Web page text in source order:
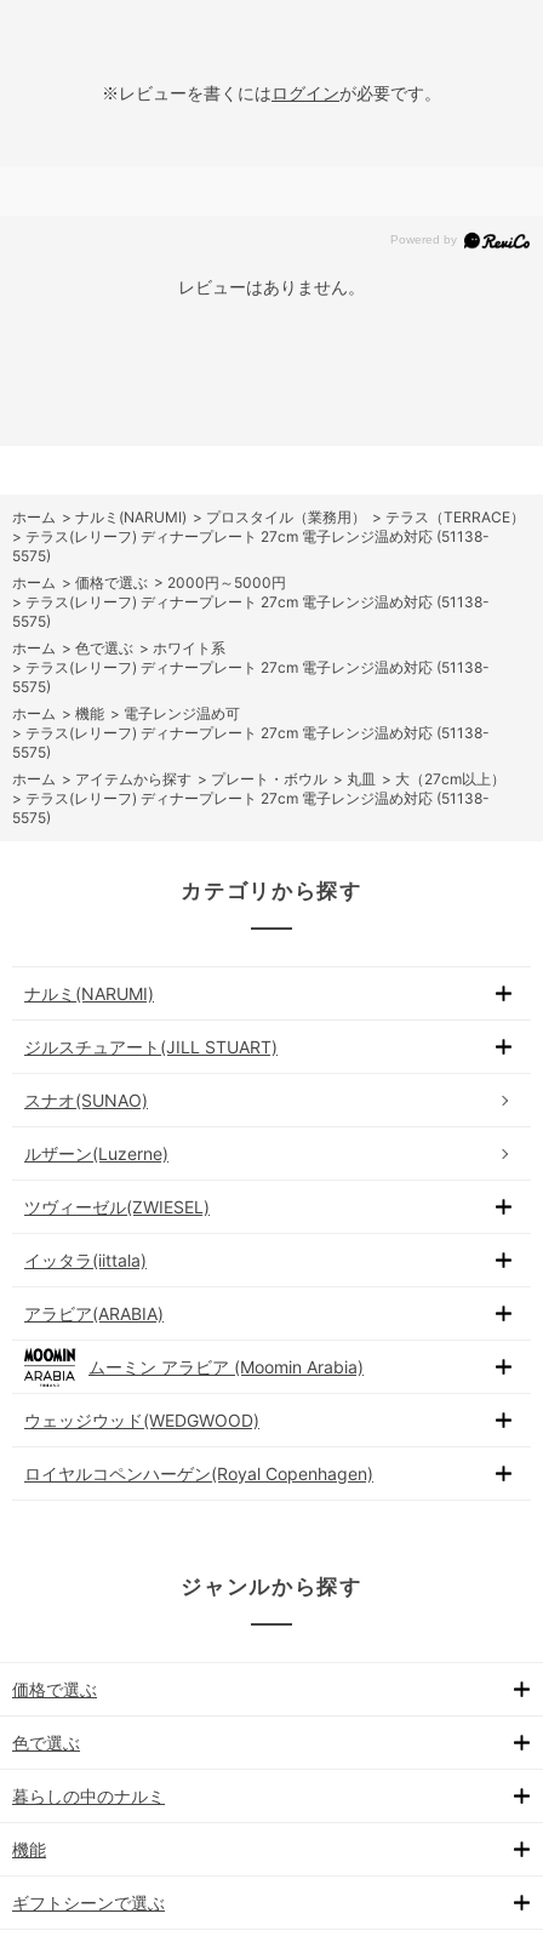
※レビューを書くにはログインが必要です。
レビューはありません。
ホーム > ナルミ(NARUMI) > プロスタイル（業務用） > テラス（TERRACE）
> テラス(レリーフ) ディナープレート 27cm 電子レンジ温め対応 (51138-
5575)
ホーム > 価格で選ぶ > 2000円～5000円
> テラス(レリーフ) ディナープレート 27cm 電子レンジ温め対応 (51138-
5575)
ホーム > 色で選ぶ > ホワイト系
> テラス(レリーフ) ディナープレート 27cm 電子レンジ温め対応 (51138-
5575)
ホーム > 機能 > 電子レンジ温め可
> テラス(レリーフ) ディナープレート 27cm 電子レンジ温め対応 (51138-
5575)
ホーム > アイテムから探す > プレート・ボウル > 丸皿 > 大（27cm以上）
> テラス(レリーフ) ディナープレート 27cm 電子レンジ温め対応 (51138-
5575)
カテゴリから探す
ナルミ(NARUMI)
ジルスチュアート(JILL STUART)
スナオ(SUNAO)
ルザーン(Luzerne)
ツヴィーゼル(ZWIESEL)
イッタラ(iittala)
アラビア(ARABIA)
ムーミン アラビア (Moomin Arabia)
ウェッジウッド(WEDGWOOD)
ロイヤルコペンハーゲン(Royal Copenhagen)
ジャンルから探す
価格で選ぶ
色で選ぶ
暮らしの中のナルミ
機能
ギフトシーンで選ぶ